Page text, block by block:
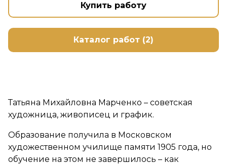
Купить работу
Каталог работ (2)
Татьяна Михайловна Марченко – советская
художница, живописец и график.
Образование получила в Московском
художественном училище памяти 1905 года, но
обучение на этом не завершилось – как